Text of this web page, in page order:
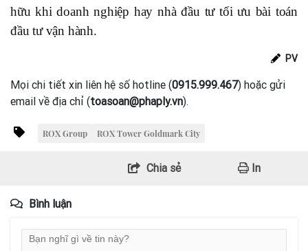
hữu khi doanh nghiệp hay nhà đầu tư tối ưu bài toán
đầu tư vận hành.
PV
Mọi chi tiết xin liên hệ số hotline (0915.999.467) hoặc gửi
email về địa chỉ (toasoan@phaply.vn).
ROX Group ROX Tower Goldmark City
Chia sẻ In
Bình luận